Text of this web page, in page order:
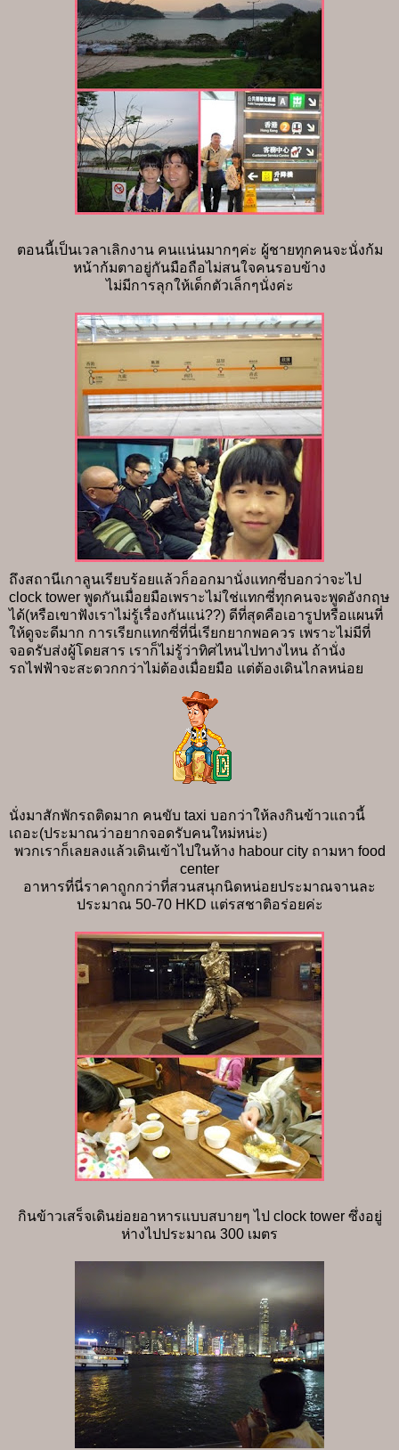
ตอนนี้เป็นเวลาเลิกงาน คนแน่นมากๆค่ะ ผู้ชายทุกคนจะนั่งก้ม
หน้าก้มตาอยู่กันมือถือไม่สนใจคนรอบข้าง
ไม่มีการลุกให้เด็กตัวเล็กๆนั่งค่ะ
ถึงสถานีเกาลูนเรียบร้อยแล้วก็ออกมานั่งแทกซี่บอกว่าจะไป
clock tower พูดกันเมื่อยมือเพราะไม่ใช่แทกซี่ทุกคนจะพูดอังกฤษ
ได้(หรือเขาฟังเราไม่รู้เรื่องกันแน่??) ดีที่สุดคือเอารูปหรือแผนที่
ให้ดูจะดีมาก การเรียกแทกซี่ที่นี่เรียกยากพอควร เพราะไม่มีที่
จอดรับส่งผู้โดยสาร เราก็ไม่รู้ว่าทิศไหนไปทางไหน ถ้านั่ง
รถไฟฟ้าจะสะดวกกว่าไม่ต้องเมื่อยมือ แต่ต้องเดินไกลหน่อย
นั่งมาสักพักรถติดมาก คนขับ taxi บอกว่าให้ลงกินข้าวแถวนี้
เถอะ(ประมาณว่าอยากจอดรับคนใหม่หน่ะ)
พวกเราก็เลยลงแล้วเดินเข้าไปในห้าง habour city ถามหา food
center
อาหารที่นี่ราคาถูกกว่าที่สวนสนุกนิดหน่อยประมาณจานละ
ประมาณ 50-70 HKD แต่รสชาติอร่อยค่ะ
กินข้าวเสร็จเดินย่อยอาหารแบบสบายๆ ไป clock tower ซึ่งอยู่
ห่างไปประมาณ 300 เมตร